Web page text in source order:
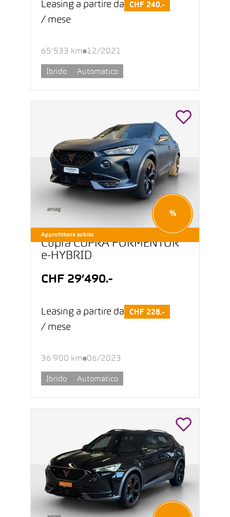
Leasing a partire da CHF 240.-
/ mese
65’533 km 12/2021
Ibrido Automatico
Approfittane subito
%
Cupra CUPRA FORMENTOR
e-HYBRID
CHF 29’490.-
Leasing a partire da CHF 228.-
/ mese
36’900 km 06/2023
Ibrido Automatico